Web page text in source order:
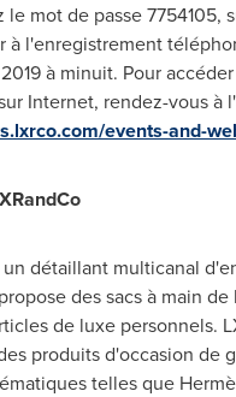
le mot de passe 7754105,
à l'enregistrement
à minuit. Pour
Internet, rendez-vous à
events-and-
un détaillant multicanal
des sacs à main
de luxe personnels.
produits d'occasion de
telles que